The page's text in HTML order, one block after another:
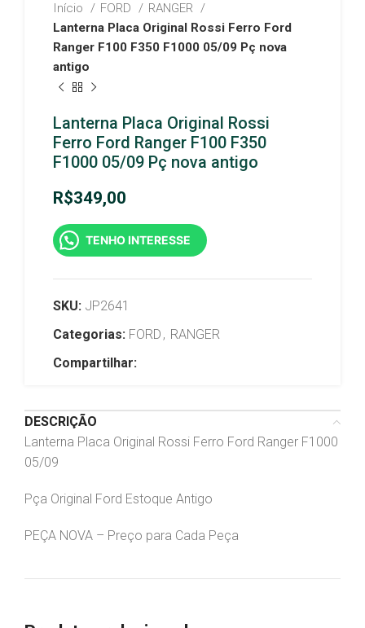
Início FORD
RANGER
Lanterna Placa Original Rossi Ferro Ford
Ranger F100 F350 F1000 05/09 Pç nova
antigo
Lanterna Placa Original Rossi
Ferro Ford Ranger F100 F350
F1000 05/09 Pç nova antigo
R$349,00
TENHO INTERESSE
SKU: JP2641
Categorias: FORD , RANGER
Compartilhar:
DESCRIÇÃO
Lanterna Placa Original Rossi Ferro Ford Ranger F1000
05/09
Pça Original Ford Estoque Antigo
PEÇA NOVA – Preço para Cada Peça